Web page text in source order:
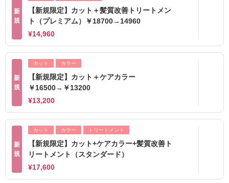
新
規
【新規限定】カット＋髪質改善トリートメン
ト（プレミアム）￥18700→14960
¥14,960
新
規
カット カラー
【新規限定】カット＋ケアカラー
￥16500→￥13200
¥13,200
新
規
カット カラー トリートメント
【新規限定】カット+ケアカラー+髪質改善ト
リートメント（スタンダード）
¥17,600